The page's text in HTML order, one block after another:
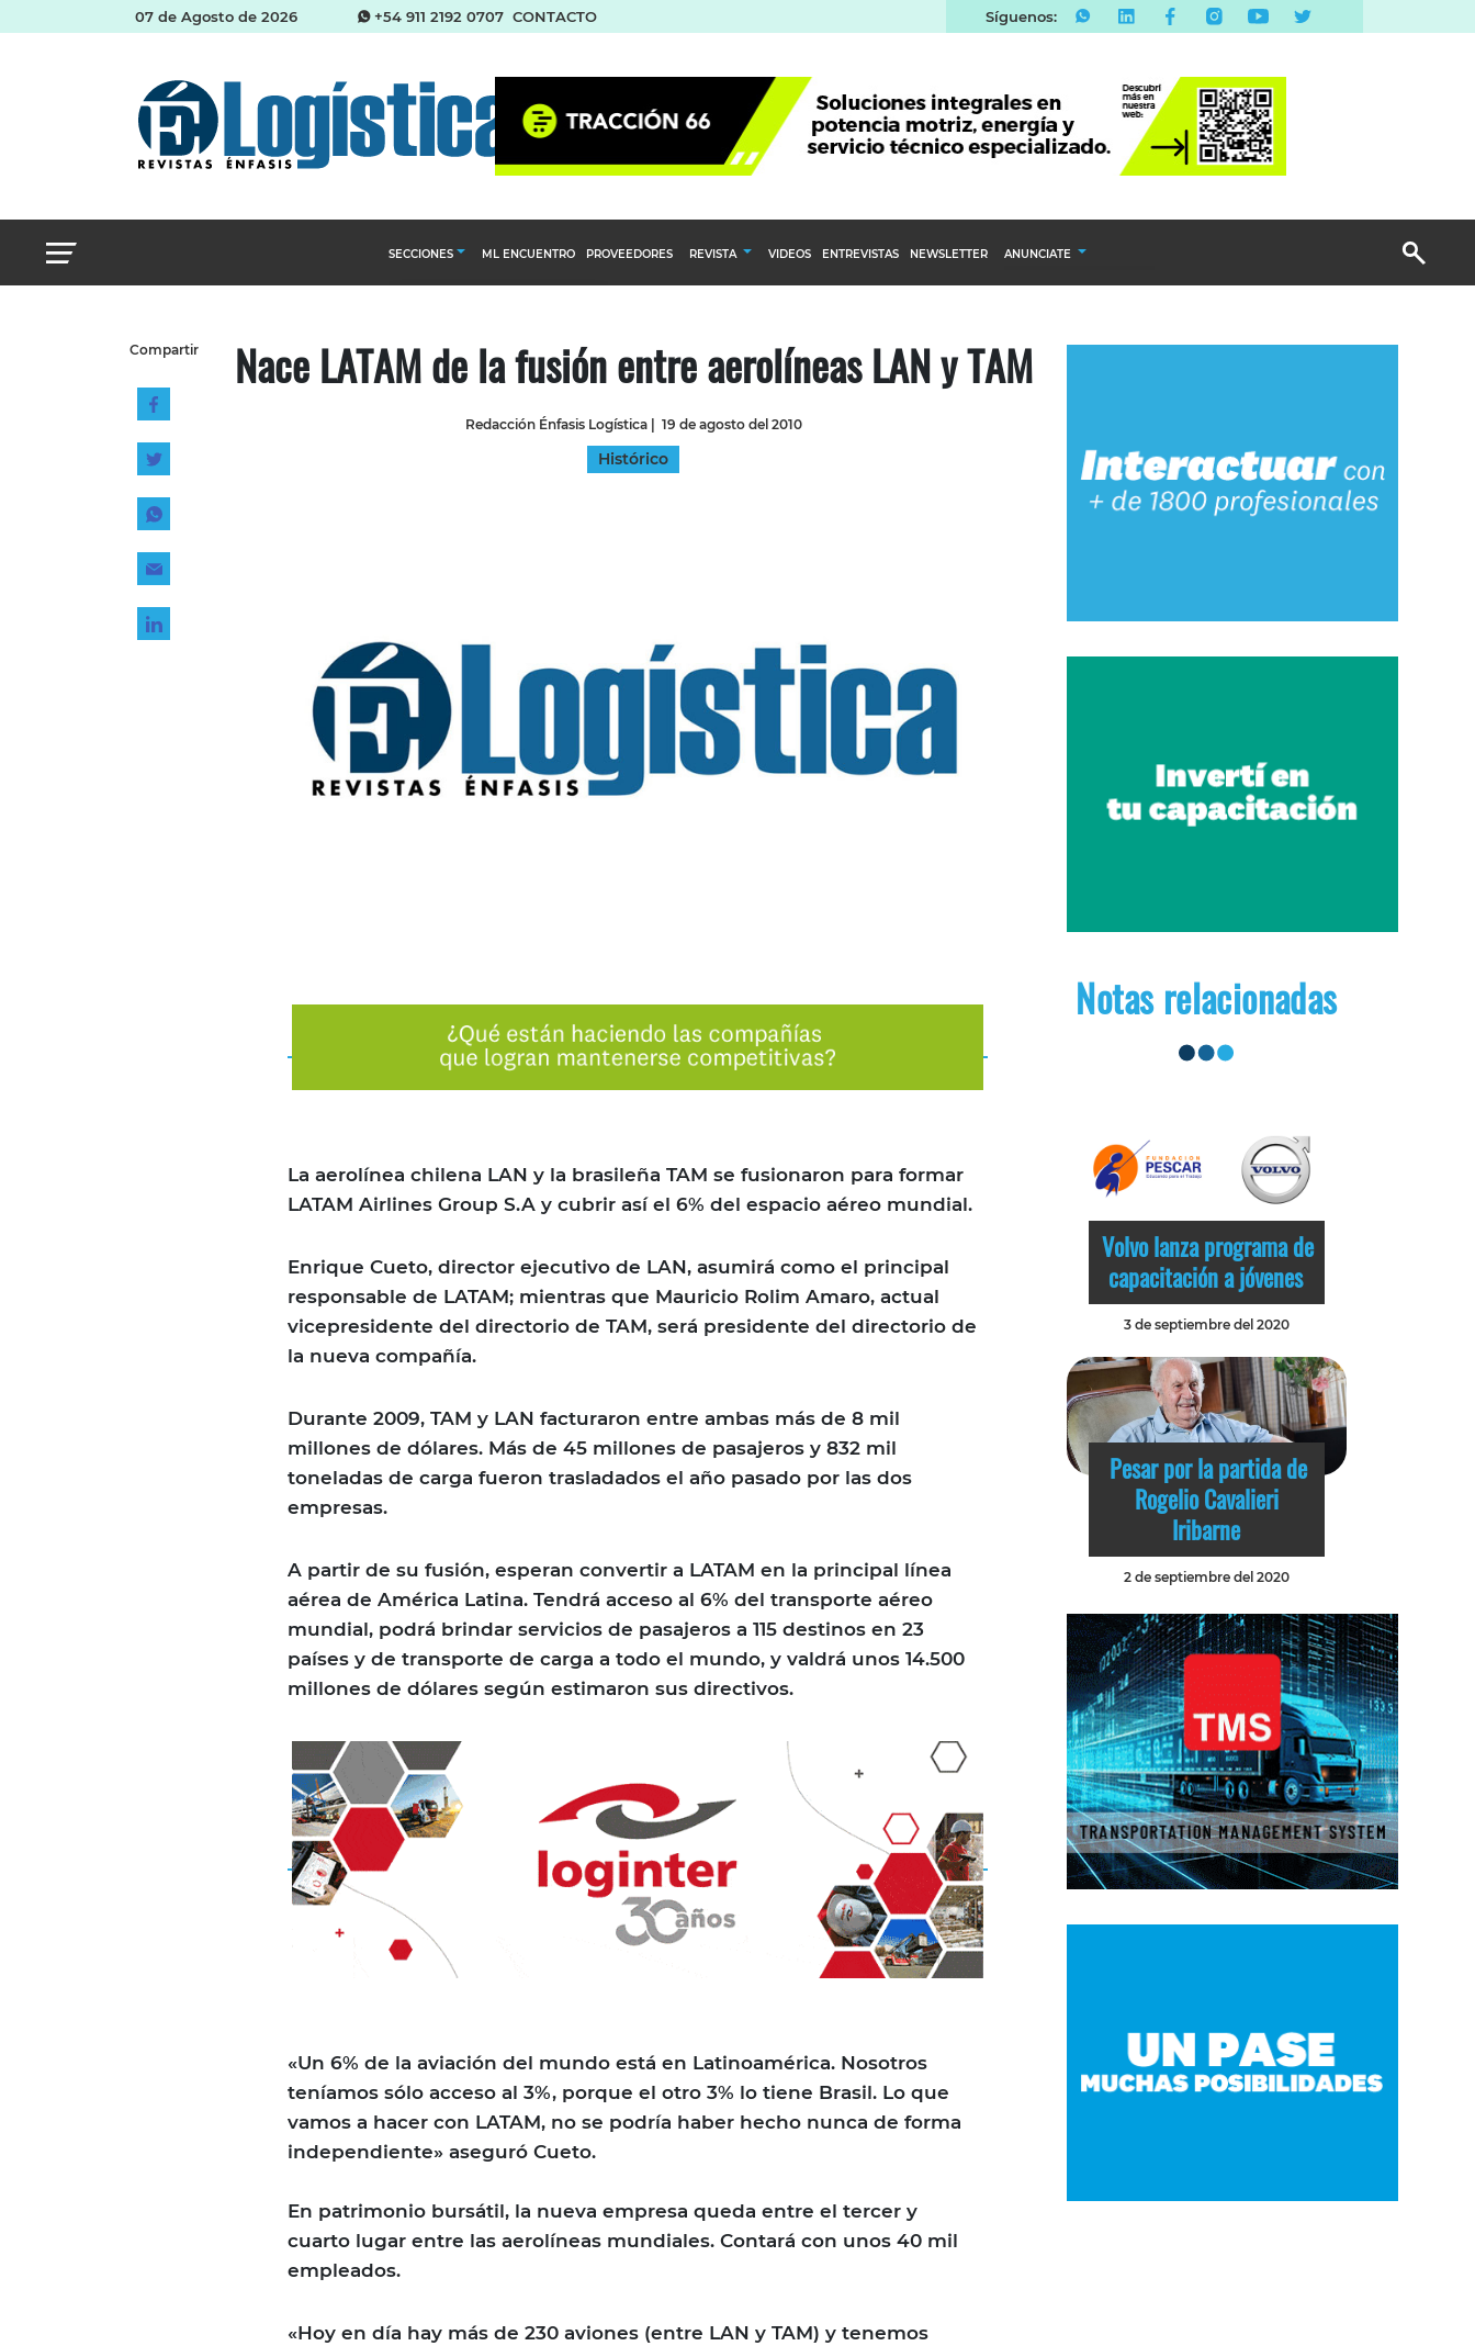
07 de Agosto de 2026 +54 911 2192 0707 CONTACTO Síguenos:
SECCIONES
Almacenes e inventarios
Logística y distribución
ML ENCUENTRO PROVEEDORES REVISTA VIDEOS ENTREVISTAS NEWSLETTER ANUNCIATE
Email Marketing
Branded Content
Compartir Nace LATAM de la fusión entre aerolíneas LAN y TAM
Redacción Énfasis Logística| 19 de agosto del 2010
Histórico
La aerolínea chilena LAN y la brasileña TAM se fusionaron para formar
LATAM Airlines Group S.A y cubrir así el 6% del espacio aéreo mundial.
Enrique Cueto, director ejecutivo de LAN, asumirá como el principal
responsable de LATAM; mientras que Mauricio Rolim Amaro, actual
vicepresidente del directorio de TAM, será presidente del directorio de
la nueva compañía.
Durante 2009, TAM y LAN facturaron entre ambas más de 8 mil
millones de dólares. Más de 45 millones de pasajeros y 832 mil
toneladas de carga fueron trasladados el año pasado por las dos
empresas.
A partir de su fusión, esperan convertir a LATAM en la principal línea
aérea de América Latina. Tendrá acceso al 6% del transporte aéreo
mundial, podrá brindar servicios de pasajeros a 115 destinos en 23
países y de transporte de carga a todo el mundo, y valdrá unos 14.500
millones de dólares según estimaron sus directivos.
«Un 6% de la aviación del mundo está en Latinoamérica. Nosotros
teníamos sólo acceso al 3%, porque el otro 3% lo tiene Brasil. Lo que
vamos a hacer con LATAM, no se podría haber hecho nunca de forma
independiente» aseguró Cueto.
En patrimonio bursátil, la nueva empresa queda entre el tercer y
cuarto lugar entre las aerolíneas mundiales. Contará con unos 40 mil
empleados.
«Hoy en día hay más de 230 aviones (entre LAN y TAM) y tenemos
Notas relacionadas
Volvo lanza programa de
capacitación a jóvenes
3 de septiembre del 2020
Pesar por la partida de
Rogelio Cavalieri
Iribarne
2 de septiembre del 2020